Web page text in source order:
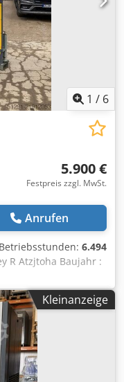
1 / 6
5.900 €
Festpreis zzgl. MwSt.
Anrufen
6.494
R Atzjtoha Baujahr :
Beleuchtung: 4 × 350
981 kg
Kleinanzeige